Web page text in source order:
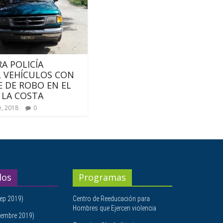
POLICÍA
VEHÍCULOS CON
DE ROBO EN EL
COSTA
2018 0
2019)
2019)
Programas
Centro de Reeducación para
Hombres que Ejercen violencia